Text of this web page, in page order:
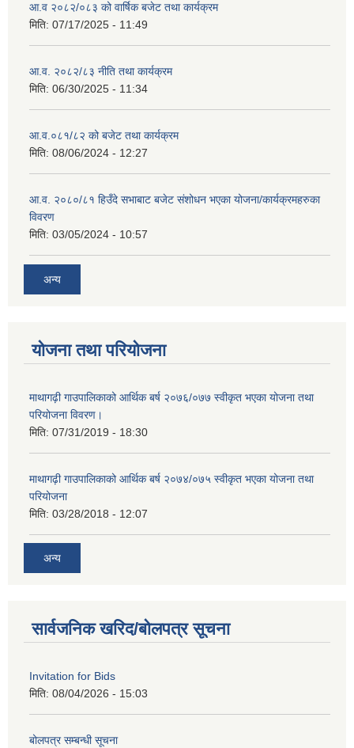
आ.व २०८२/०८३ को वार्षिक बजेट तथा कार्यक्रम
मिति: 07/17/2025 - 11:49
आ.व. २०८२/८३ नीति तथा कार्यक्रम
मिति: 06/30/2025 - 11:34
आ.व.०८१/८२ को बजेट तथा कार्यक्रम
मिति: 08/06/2024 - 12:27
आ.व. २०८०/८१ हिउँदे सभाबाट बजेट संशोधन भएका योजना/कार्यक्रमहरुका
विवरण
मिति: 03/05/2024 - 10:57
अन्य
योजना तथा परियोजना
माथागढ़ी गाउपालिकाको आर्थिक बर्ष २०७६/०७७ स्वीकृत भएका योजना तथा
परियोजना विवरण।
मिति: 07/31/2019 - 18:30
माथागढ़ी गाउपालिकाको आर्थिक बर्ष २०७४/०७५ स्वीकृत भएका योजना तथा
परियोजना
मिति: 03/28/2018 - 12:07
अन्य
सार्वजनिक खरिद/बोलपत्र सूचना
Invitation for Bids
मिति: 08/04/2026 - 15:03
बोलपत्र सम्बन्धी सूचना